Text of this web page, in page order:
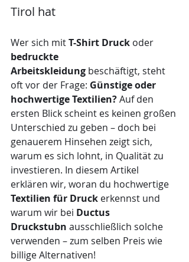
Tirol hat
Wer sich mit T-Shirt Druck oder
bedruckte
Arbeitskleidung beschäftigt, steht
oft vor der Frage: Günstige oder
hochwertige Textilien? Auf den
ersten Blick scheint es keinen großen
Unterschied zu geben – doch bei
genauerem Hinsehen zeigt sich,
warum es sich lohnt, in Qualität zu
investieren. In diesem Artikel
erklären wir, woran du hochwertige
Textilien für Druck erkennst und
warum wir bei Ductus
Druckstubn ausschließlich solche
verwenden – zum selben Preis wie
billige Alternativen!